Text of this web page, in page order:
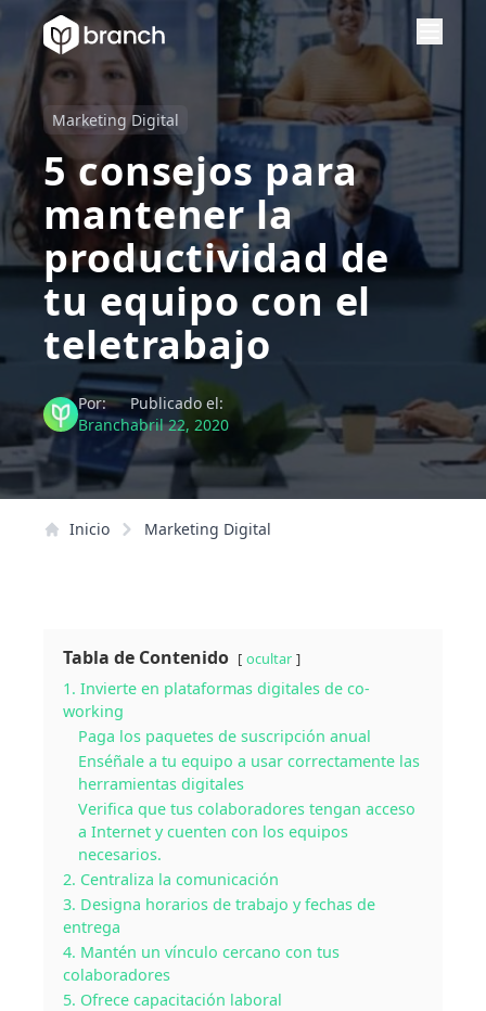
Marketing Digital
5 consejos para
mantener la
productividad de
tu equipo con el
teletrabajo
Por:
Branch
Publicado el:
abril 22, 2020
Inicio Marketing Digital
Tabla de Contenido ocultar
1. Invierte en plataformas digitales de co-
working
Paga los paquetes de suscripción anual
Enséñale a tu equipo a usar correctamente las
herramientas digitales
Verifica que tus colaboradores tengan acceso
a Internet y cuenten con los equipos
necesarios.
2. Centraliza la comunicación
3. Designa horarios de trabajo y fechas de
entrega
4. Mantén un vínculo cercano con tus
colaboradores
5. Ofrece capacitación laboral